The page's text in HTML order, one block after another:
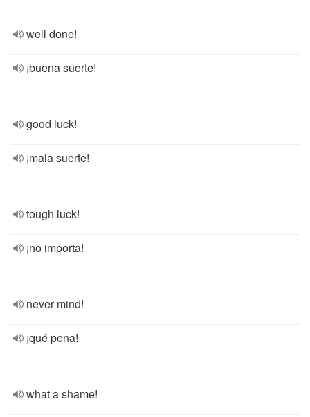
well done!
¡buena suerte!
good luck!
¡mala suerte!
tough luck!
¡no importa!
never mind!
¡qué pena!
what a shame!